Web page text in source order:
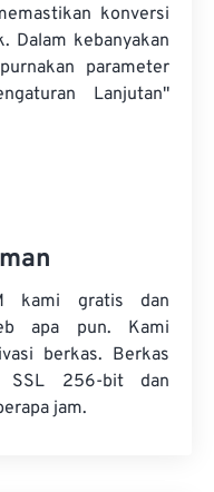
konversi
Dalam kebanyakan
parameter
Lanjutan"
kami gratis dan
apa pun. Kami
berkas. Berkas
SSL 256-bit dan
jam.